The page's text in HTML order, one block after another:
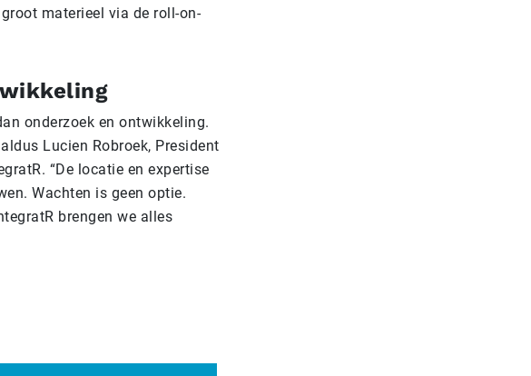
materieel via de roll-on-
onderzoek en ontwikkeling.
Lucien Robroek, President
“De locatie en expertise
Wachten is geen optie.
brengen we alles